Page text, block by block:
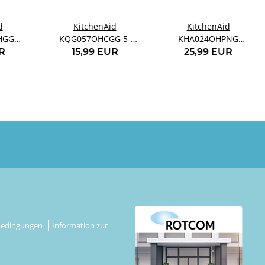
KitchenAid
KQG057OHCGG 5-
teiliges Messlöffel-Set
15,99 EUR
KitchenAid
KHA024OHPNG
Pfannenwender
25,99 EUR
Information zur